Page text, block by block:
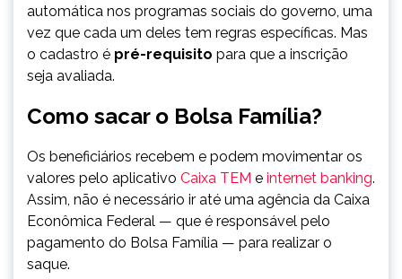
automática nos programas sociais do governo, uma
vez que cada um deles tem regras específicas. Mas
o cadastro é pré-requisito para que a inscrição
seja avaliada.
Como sacar o Bolsa Família?
Os beneficiários recebem e podem movimentar os
valores pelo aplicativo Caixa TEM e internet banking.
Assim, não é necessário ir até uma agência da Caixa
Econômica Federal — que é responsável pelo
pagamento do Bolsa Família — para realizar o
saque.